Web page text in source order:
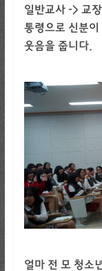
일반교사 -> 교
통령으로 신분
웃음을 줍니다.
얼마 전 모 청소